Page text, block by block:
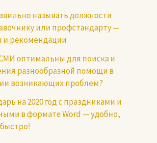
называть должности
или профстандарту —
и рекомендации
оптимальны для поиска и
разнообразной помощи в
возникающих проблем?
на 2020 год с праздниками и
в формате Word — удобно,